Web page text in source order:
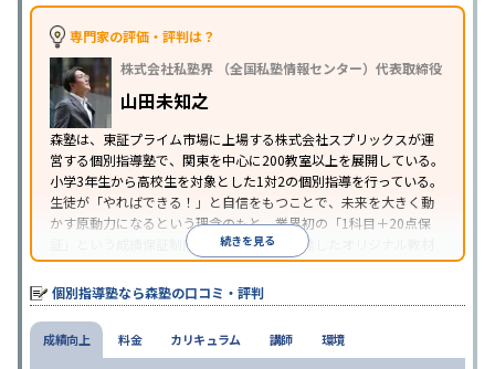
※2023年3月調査。小学校高学年の個別指導塾アンケート調査方法を参
専門家の評価・評判は？
株式会社私塾界 （全国私塾情報センター）代表取締役
山田未知之
森塾は、東証プライム市場に上場する株式会社スプリックスが運
営する個別指導塾で、関東を中心に200教室以上を展開している。
小学3年生から高校生を対象とした1対2の個別指導を行っている。
生徒が「やればできる！」と自信をもつことで、未来を大きく動
かす原動力になるという理念のもと、業界初の「1科目＋20点保
証」という成績保証制度を採用。同社が開発したオリジナル教材
「フォレスタシリーズ」は全国各地の学習塾でも採用されてい
る。
続きを見る
個別指導塾なら森塾の口コミ・評判
成績向上 料金 カリキュラム 講師 環境